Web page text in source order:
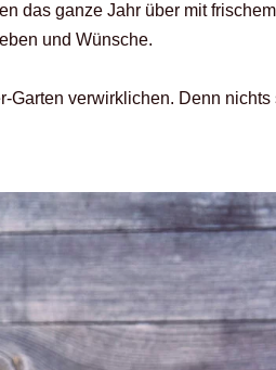
das ganze Jahr über mit
und Wünsche.
Garten verwirklichen. Denn nichts